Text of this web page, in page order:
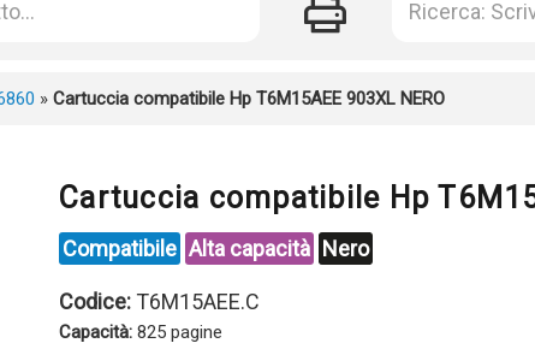
» Cartuccia compatibile Hp T6M15AEE 903XL NERO
Cartuccia compatibile Hp
Compatibile Alta capacità Nero
Codice: T6M15AEE.C
Capacità: 825 pagine